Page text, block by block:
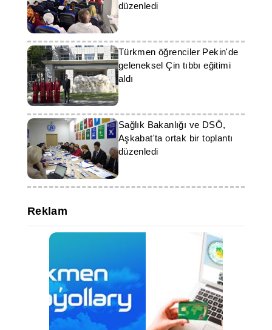
düzenledi
Türkmen öğrenciler Pekin'de
geleneksel Çin tıbbı eğitimi
aldı
Sağlık Bakanlığı ve DSÖ,
Aşkabat'ta ortak bir toplantı
düzenledi
Reklam